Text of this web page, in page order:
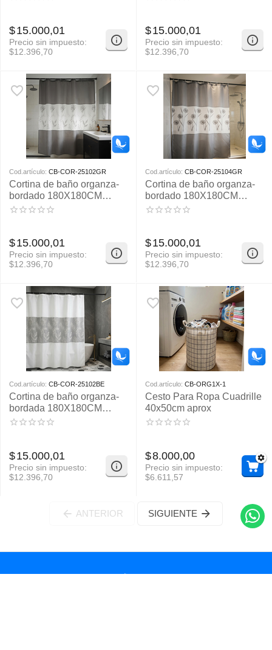
$15.000,01
Precio sin impuesto:
$12.396,70
$15.000,01
Precio sin impuesto:
$12.396,70
Cod.artículo: CB-COR-25102GR
Cortina de baño organza-
bordado 180X180CM
APROX
$15.000,01
Precio sin impuesto:
$12.396,70
Cod.artículo: CB-COR-25104GR
Cortina de baño organza-
bordado 180X180CM
APROX
$15.000,01
Precio sin impuesto:
$12.396,70
Cod.artículo: CB-COR-25102BE
Cortina de baño organza-
bordada 180X180CM
APROX
$15.000,01
Precio sin impuesto:
$12.396,70
Cod.artículo: CB-ORG1X-1
Cesto Para Ropa Cuadrille
40x50cm aprox
$8.000,00
Precio sin impuesto:
$6.611,57
ANTERIOR SIGUIENTE